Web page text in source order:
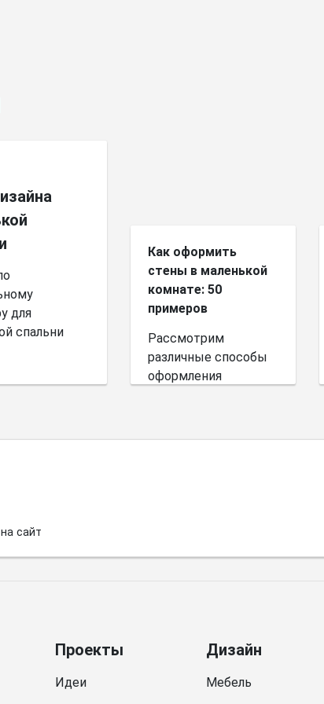
для
спальни
Как оформить
стены в маленькой
комнате: 50
примеров
Рассмотрим
различные способы
оформления
на сайт
Проекты
Идеи
Дизайн
Мебель